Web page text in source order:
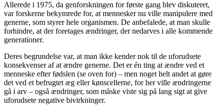
Allerede i 1975, da genforskningen for første gang blev diskuteret,
var forskerne bekymrede for, at mennesker nu ville manipulere med
generne, som styrer hele organismen. De anbefalede, at man skulle
forhindre, at der foretages ændringer, der nedarves i alle kommende
generationer.
Deres begrundelse var, at man ikke kender nok til de uforudsete
konsekvenser af at ændre generne. Det er én ting at ændre ved et
menneske efter fødslen (se oven for) – men noget helt andet at gøre
det ved et befrugtet æg eller kønscellerne, for her ville ændringerne
gå i arv – også ændringer, som måske viste sig på lang sigt at give
uforudsete negative bivirkninger.